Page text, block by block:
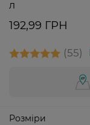
л
192,99 ГРН
55
Розміри